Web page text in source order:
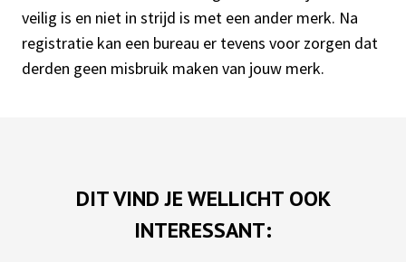
veilig is en niet in strijd is met een ander merk. Na
registratie kan een bureau er tevens voor zorgen dat
derden geen misbruik maken van jouw merk.
DIT VIND JE WELLICHT OOK
INTERESSANT: